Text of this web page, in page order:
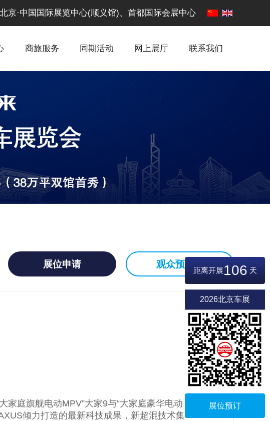
京·中国国际展览中心(顺义馆)、首都国际会展中心
商旅服务 同期活动 网上展厅 联系我们
距离开展106 天
2026北京车展
展位预订
展位申请 观众预登记
庭旗舰电动MPV”大家9与“大家庭豪华电动
倾力打造的最新科技成果，新超混技术集